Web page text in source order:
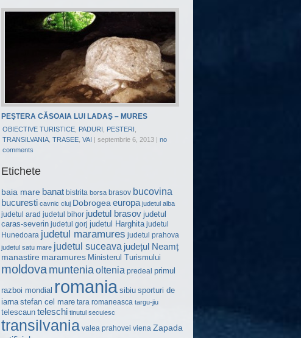
PEŞTERA CĂSOAIA LUI LADAŞ – MURES
OBIECTIVE TURISTICE PADURI PESTERI
TRANSILVANIA TRASEE VAI | septembrie 6, 2013 | no
comments
Etichete
baia mare banat bistrita borsa brasov bucovina
bucuresti cavnic cluj Dobrogea europa judetul alba
judetul arad judetul bihor judetul brasov judetul
caras-severin judetul gorj judetul Harghita judetul
Hunedoara judetul maramures judetul prahova
judetul satu mare judetul suceava județul Neamț
manastire maramures Ministerul Turismului
moldovamuntenia oltenia predeal primul
razboi mondial romania sibiu sporturi de
iarna stefan cel mare tara romaneasca targu-jiu
telescaun teleschi tinutul secuiesc
transilvania valea prahovei viena Zapada